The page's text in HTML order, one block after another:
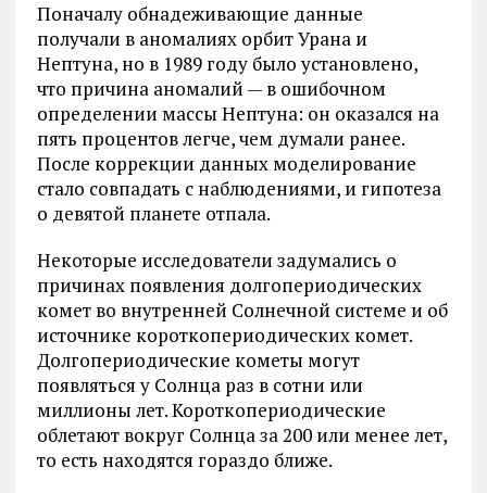
Поначалу обнадеживающие данные
получали в аномалиях орбит Урана и
Нептуна, но в 1989 году было установлено,
что причина аномалий — в ошибочном
определении массы Нептуна: он оказался на
пять процентов легче, чем думали ранее.
После коррекции данных моделирование
стало совпадать с наблюдениями, и гипотеза
о девятой планете отпала.
Некоторые исследователи задумались о
причинах появления долгопериодических
комет во внутренней Солнечной системе и об
источнике короткопериодических комет.
Долгопериодические кометы могут
появляться у Солнца раз в сотни или
миллионы лет. Короткопериодические
облетают вокруг Солнца за 200 или менее лет,
то есть находятся гораздо ближе.